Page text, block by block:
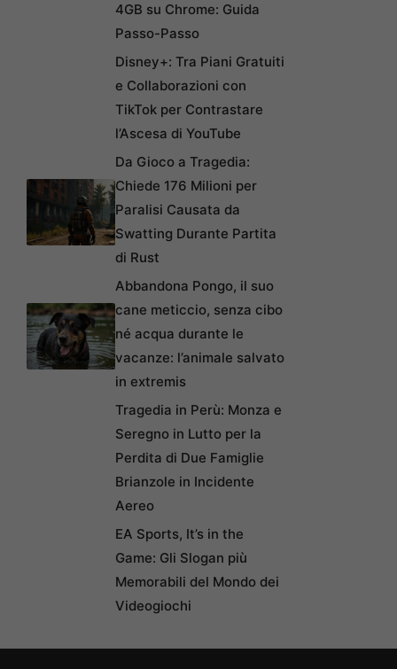
4GB su Chrome: Guida
Passo-Passo
Disney+: Tra Piani Gratuiti
e Collaborazioni con
TikTok per Contrastare
l’Ascesa di YouTube
Da Gioco a Tragedia:
Chiede 176 Milioni per
Paralisi Causata da
Swatting Durante Partita
di Rust
Abbandona Pongo, il suo
cane meticcio, senza cibo
né acqua durante le
vacanze: l’animale salvato
in extremis
Tragedia in Perù: Monza e
Seregno in Lutto per la
Perdita di Due Famiglie
Brianzole in Incidente
Aereo
EA Sports, It’s in the
Game: Gli Slogan più
Memorabili del Mondo dei
Videogiochi